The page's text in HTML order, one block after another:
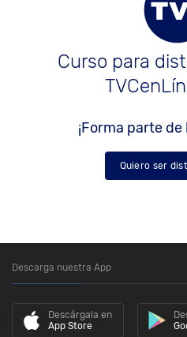
Curso para
¡Forma parte de
Quiero ser
Descarga nuestra App
Descárgala en
App Store